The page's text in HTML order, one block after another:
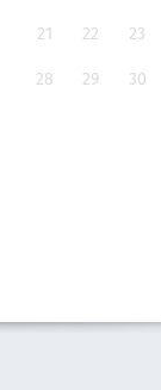
21 22 23
28 29 30